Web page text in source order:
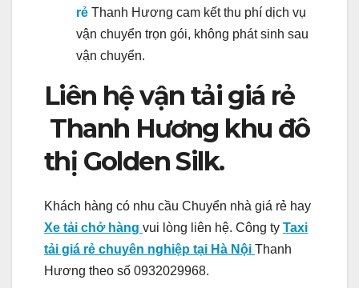
rẻ Thanh Hương cam kết thu phí dịch vụ
vận chuyển trọn gói, không phát sinh sau
vận chuyển.
Liên hệ vận tải giá rẻ
Thanh Hương khu đô
thị Golden Silk.
Khách hàng có nhu cầu Chuyển nhà giá rẻ hay
Xe tải chở hàng vui lòng liên hệ. Công ty Taxi
tải giá rẻ chuyên nghiệp tại Hà Nội Thanh
Hương theo số 0932029968.